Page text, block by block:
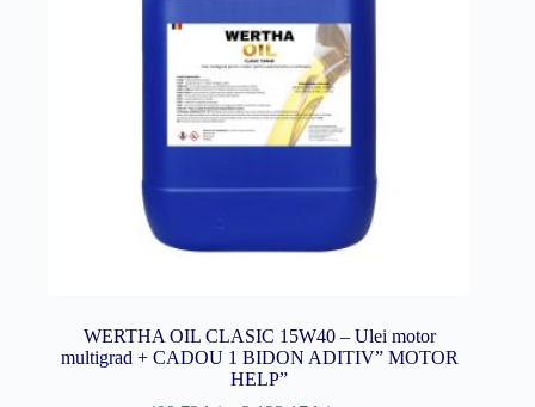
WERTHA OIL CLASIC 15W40 – Ulei motor
multigrad + CADOU 1 BIDON ADITIV” MOTOR
HELP”